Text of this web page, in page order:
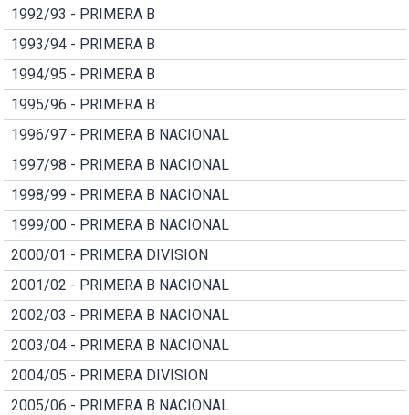
1992/93 - PRIMERA B
1993/94 - PRIMERA B
1994/95 - PRIMERA B
1995/96 - PRIMERA B
1996/97 - PRIMERA B NACIONAL
1997/98 - PRIMERA B NACIONAL
1998/99 - PRIMERA B NACIONAL
1999/00 - PRIMERA B NACIONAL
2000/01 - PRIMERA DIVISION
2001/02 - PRIMERA B NACIONAL
2002/03 - PRIMERA B NACIONAL
2003/04 - PRIMERA B NACIONAL
2004/05 - PRIMERA DIVISION
2005/06 - PRIMERA B NACIONAL